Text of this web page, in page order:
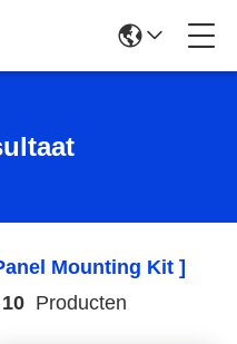
Mounting Kit ]
10Producten